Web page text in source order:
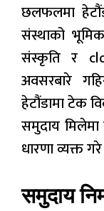
छलफलमा
संस्थाको
संस्कृति र
अवसरबारे
हेटौंडामा टेक
समुदाय मिलेमा
धारणा व्यक्त
समुदाय